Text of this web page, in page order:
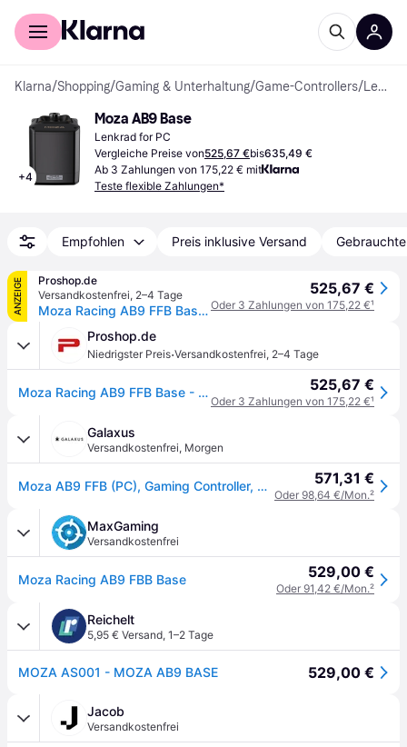
Für Shopper
Klarna/Shopping/Gaming & Unterhaltung/Game-Controllers/ Lenkräder
+4
Moza AB9 Base
Lenkrad for PC
Vergleiche Preise von525,67 €bis635,49 €
Ab 3 Zahlungen von 175,22 € mit
Teste flexible Zahlungen*
Empfohlen Preis inklusive Versand
ANZEIGE
Proshop.de
Versandkostenfrei, 2–4 Tage
Moza Racing AB9 FFB Base - Wired Flight Simulator Panel - PC
525,67 €
Oder 3 Zahlungen von 175,22 €¹
Proshop.de
Niedrigster Preis·Versandkostenfrei, 2–4 Tage
Moza Racing AB9 FFB Base - Wired Flight Simulator Panel - PC 525,67 €
Oder 3 Zahlungen von 175,22 €¹
Galaxus
Versandkostenfrei, Morgen
Moza AB9 FFB (PC), Gaming Controller, Schwarz 571,31 €
Oder 98,64 €/Mon.²
MaxGaming
Versandkostenfrei
Moza Racing AB9 FBB Base 529,00 €
Oder 91,42 €/Mon.²
Reichelt
5,95 € Versand, 1–2 Tage
MOZA AS001 - MOZA AB9 BASE 529,00 €
Jacob
Versandkostenfrei